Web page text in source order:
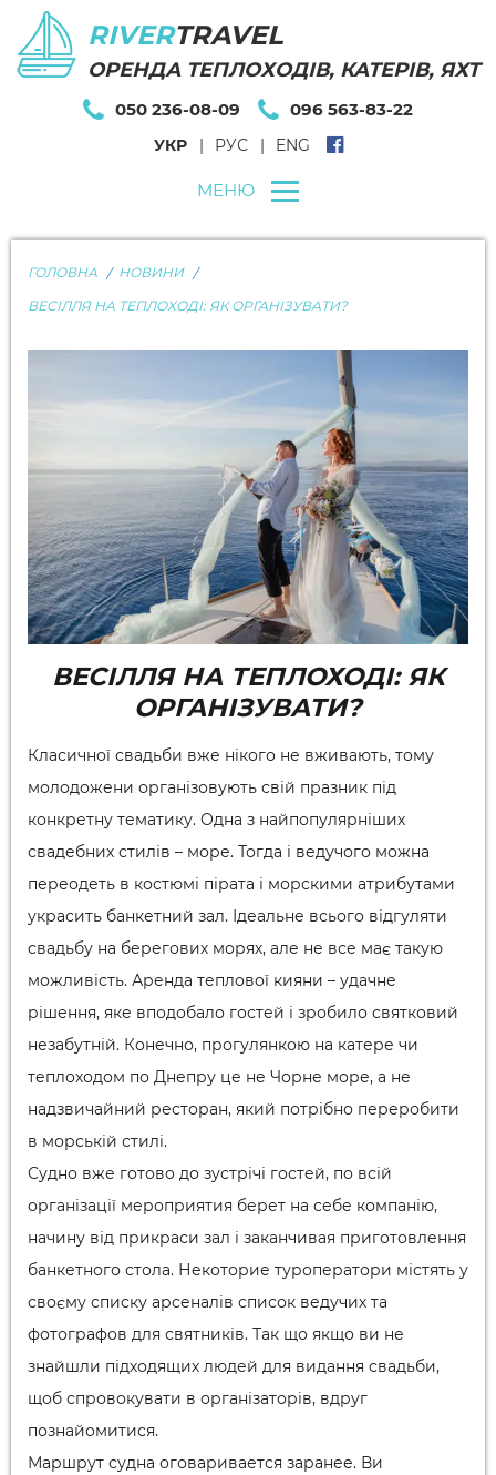
RIVERTRAVEL
ОРЕНДА ТЕПЛОХОДІВ, КАТЕРІВ, ЯХТ
050 236-08-09 096 563-83-22
УКР РУС ENG
МЕНЮ
ГОЛОВНА
НОВИНИ
ВЕСІЛЛЯ НА ТЕПЛОХОДІ: ЯК ОРГАНІЗУВАТИ?
ВЕСІЛЛЯ НА ТЕПЛОХОДІ: ЯК
ОРГАНІЗУВАТИ?
Класичної свадьби вже нікого не вживають, тому
молодожени організовують свій празник під
конкретну тематику. Одна з найпопулярніших
свадебних стилів – море. Тогда і ведучого можна
переодеть в костюмі пірата і морскими атрибутами
украсить банкетний зал. Ідеальне всього відгуляти
свадьбу на берегових морях, але не все має такую ​​
можливість. Аренда теплової кияни – удачне
рішення, яке вподобало гостей і зробило святковий
незабутній. Конечно, прогулянкою на катере чи
теплоходом по Днепру це не Чорне море, а не
надзвичайний ресторан, який потрібно переробити
в морській стилі.
Судно вже готово до зустрічі гостей, по всій
організації мероприятия берет на себе компанію,
начину від прикраси зал і заканчивая приготовлення
банкетного стола. Некоторие туроператори містять у
своєму списку арсеналів список ведучих та
фотографов для святників. Так що якщо ви не
знайшли підходящих людей для видання свадьби,
щоб спровокувати в організаторів, вдруг
познайомитися.
Маршрут судна оговаривается заранее. Ви